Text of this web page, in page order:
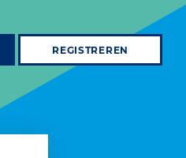
REGISTREREN